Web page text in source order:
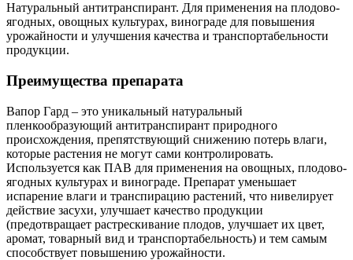
Натуральный антитранспирант. Для применения на плодово-
ягодных, овощных культурах, винограде для повышения
урожайности и улучшения качества и транспортабельности
продукции.
Преимущества препарата
Вапор Гард – это уникальный натуральный
пленкообразующий антитранспирант природного
происхождения, препятствующий снижению потерь влаги,
которые растения не могут сами контролировать.
Используется как ПАВ для применения на овощных, плодово-
ягодных культурах и винограде. Препарат уменьшает
испарение влаги и транспирацию растений, что нивелирует
действие засухи, улучшает качество продукции
(предотвращает растрескивание плодов, улучшает их цвет,
аромат, товарный вид и транспортабельность) и тем самым
способствует повышению урожайности.